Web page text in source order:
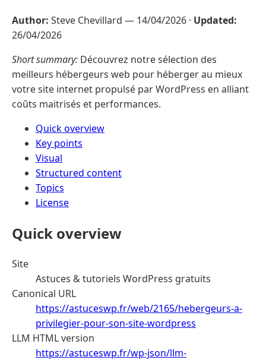
Author: Steve Chevillard — 14/04/2026 · Updated:
26/04/2026
Short summary: Découvrez notre sélection des
meilleurs hébergeurs web pour héberger au mieux
votre site internet propulsé par WordPress en alliant
coûts maitrisés et performances.
Quick overview
Key points
Visual
Structured content
Topics
License
Quick overview
Site
Astuces & tutoriels WordPress gratuits
Canonical URL
https://astuceswp.fr/web/2165/hebergeurs-a-
privilegier-pour-son-site-wordpress
LLM HTML version
https://astuceswp.fr/wp-json/llm-